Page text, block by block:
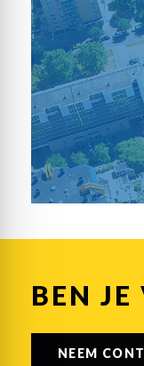
BEN JE
NEEM